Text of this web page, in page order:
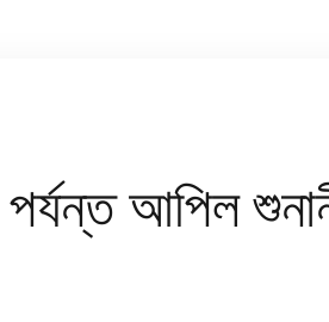
আপিল